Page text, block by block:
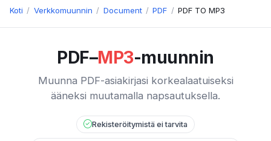
Koti Verkkomuunnin Document PDF PDF TO MP3
PDF–MP3-muunnin
Muunna PDF-asiakirjasi korkealaatuiseksi
ääneksi muutamalla napsautuksella.
Rekisteröitymistä ei tarvita